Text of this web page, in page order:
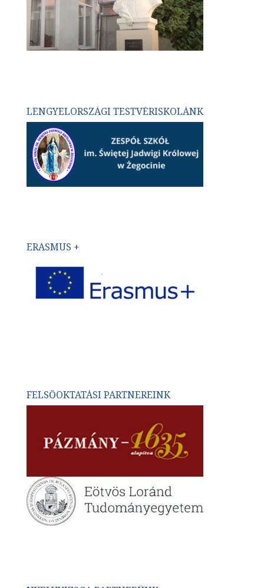
LENGYELORSZÁGI TESTVÉRISKOLÁNK
ERASMUS +
FELSŐOKTATÁSI PARTNEREINK